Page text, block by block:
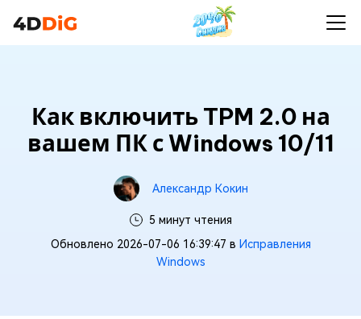
Как включить TPM 2.0 на
вашем ПК с Windows 10/11
Александр Кокин
5 минут чтения
Обновлено 2026-07-06 16:39:47 в Исправления
Windows